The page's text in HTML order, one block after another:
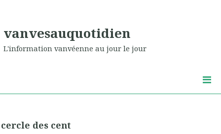
vanvesauquotidien
L'information vanvéenne au jour le jour
cercle des cent